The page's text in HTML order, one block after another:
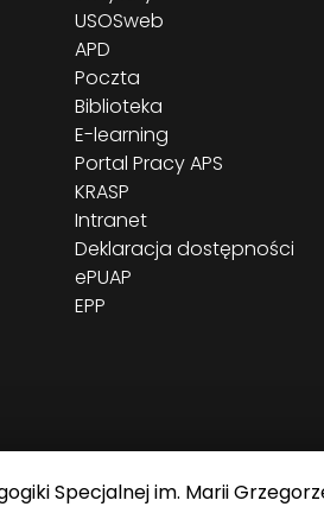
USOSweb
APD
Poczta
Biblioteka
E-learning
Portal Pracy APS
KRASP
Intranet
Deklaracja dostępności
ePUAP
EPP
im. Marii Grzegorzewskiej
Specjalnej im. Marii